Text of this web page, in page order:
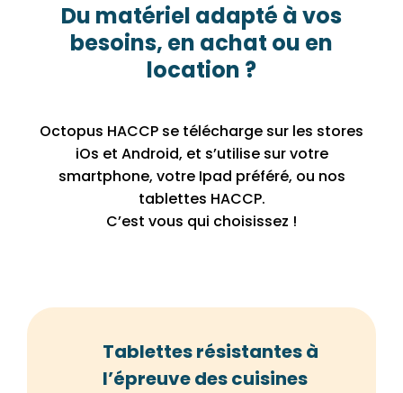
Du matériel adapté à vos
besoins, en achat ou en
location ?
Octopus HACCP se télécharge sur les stores
iOs et Android, et s’utilise sur votre
smartphone, votre Ipad préféré, ou nos
tablettes HACCP.
C’est vous qui choisissez !
Tablettes résistantes à
l’épreuve des cuisines